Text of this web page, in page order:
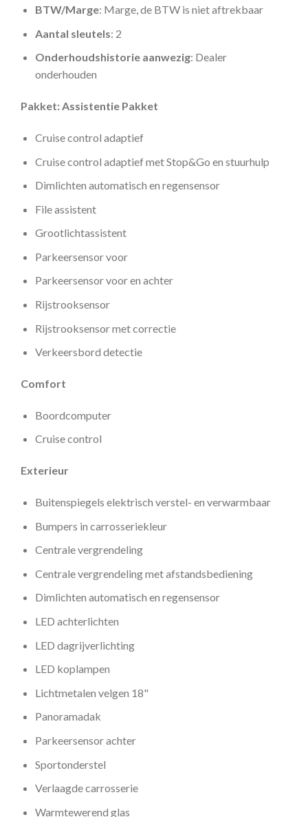
BTW/Marge: Marge, de BTW is niet aftrekbaar
Aantal sleutels: 2
Onderhoudshistorie aanwezig: Dealer
onderhouden
Pakket: Assistentie Pakket
Cruise control adaptief
Cruise control adaptief met Stop&Go en stuurhulp
Dimlichten automatisch en regensensor
File assistent
Grootlichtassistent
Parkeersensor voor
Parkeersensor voor en achter
Rijstrooksensor
Rijstrooksensor met correctie
Verkeersbord detectie
Comfort
Boordcomputer
Cruise control
Exterieur
Buitenspiegels elektrisch verstel- en verwarmbaar
Bumpers in carrosseriekleur
Centrale vergrendeling
Centrale vergrendeling met afstandsbediening
Dimlichten automatisch en regensensor
LED achterlichten
LED dagrijverlichting
LED koplampen
Lichtmetalen velgen 18"
Panoramadak
Parkeersensor achter
Sportonderstel
Verlaagde carrosserie
Warmtewerend glas